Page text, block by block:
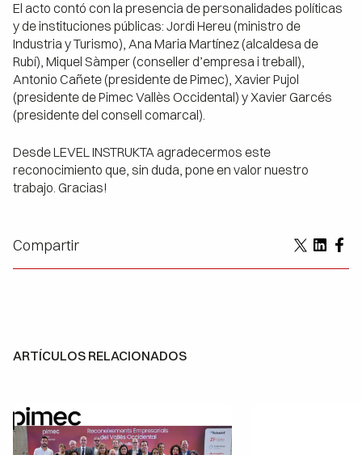
El acto contó con la presencia de personalidades políticas
y de instituciones públicas: Jordi Hereu (ministro de
Industria y Turismo), Ana Maria Martínez (alcaldesa de
Rubí), Miquel Sàmper (conseller d’empresa i treball),
Antonio Cañete (presidente de Pimec), Xavier Pujol
(presidente de Pimec Vallès Occidental) y Xavier Garcés
(presidente del consell comarcal).
Desde LEVEL INSTRUKTA agradecermos este
reconocimiento que, sin duda, pone en valor nuestro
trabajo. Gracias!
Compartir
ARTÍCULOS RELACIONADOS